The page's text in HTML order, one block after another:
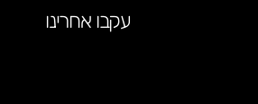
עקבו אחרינו